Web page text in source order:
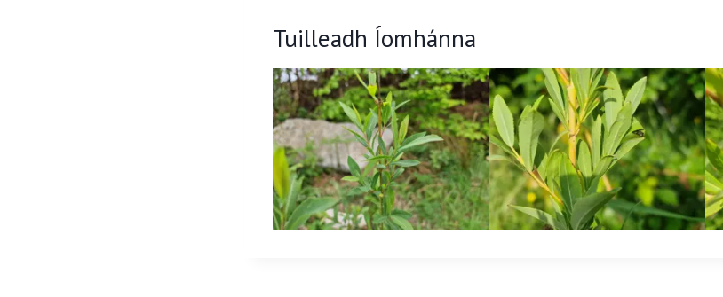
Tuilleadh Íomhánna